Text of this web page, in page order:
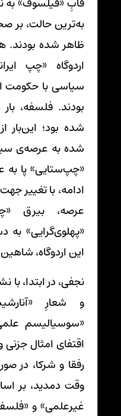
به‌ترین حالت، بر
ظاهر شده بودند.
اردوگاه «چپ
سیاسی با حکومت
بودند. فلسفه،
شده بود؛ این‌بار
شده به عرصه‌ی
«چپ‌ستایی» پا به
ادامه، با تغییر
عرصه، بیرق
«پهلوی‌گرایی» به
این اردوگاه،
نجفی، در ابتدا، با
و شعارِ
«سوسیالیسم
اقتفای امثال جزنی
رفقا و شرکا، در
وقت دمدید، بر
غیرعلمی» و